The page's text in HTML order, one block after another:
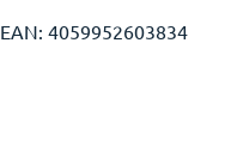
EAN: 4059952603834